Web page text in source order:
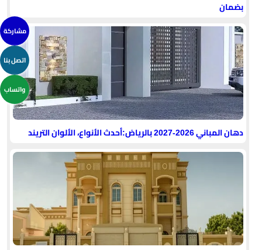
بضمان
دهان المباني 2026-2027 بالرياض:أحدث الأنواع، الألوان التريند
مشاركة
اتصل بنا
واتساب